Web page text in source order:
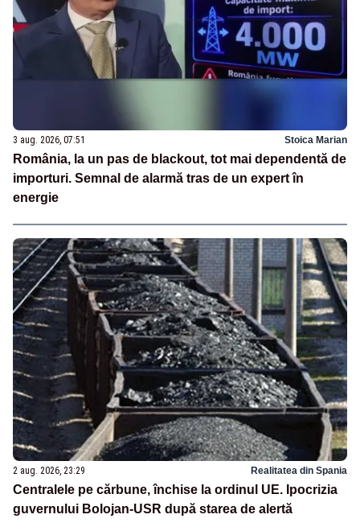
3 aug. 2026, 07:51 Stoica Marian
România, la un pas de blackout, tot mai dependentă de
importuri. Semnal de alarmă tras de un expert în
energie
2 aug. 2026, 23:29 Realitatea din Spania
Centralele pe cărbune, închise la ordinul UE. Ipocrizia
guvernului Bolojan-USR după starea de alertă